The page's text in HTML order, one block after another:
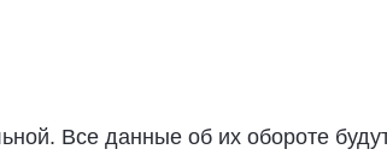
Все данные об их обороте